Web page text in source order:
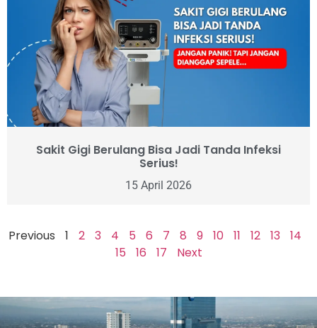
Sakit Gigi Berulang Bisa Jadi Tanda Infeksi
Serius!
15 April 2026
Previous 1 2 3 4 5 6 7 8 9 10 11 12 13
14
15
16 17 Next